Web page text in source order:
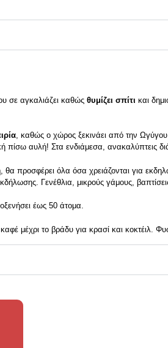
σε αγκαλιάζει καθώς θυμίζει σπίτι και
, καθώς ο χώρος ξεκινάει από την Ωγύγου
πίσω αυλή! Στα ενδιάμεσα, ανακαλύπτεις
θα προσφέρει όλα όσα χρειάζονται για
Γενέθλια, μικρούς γάμους ,
έως 50 άτομα.
μέχρι το βράδυ για κρασί και κοκτέιλ.